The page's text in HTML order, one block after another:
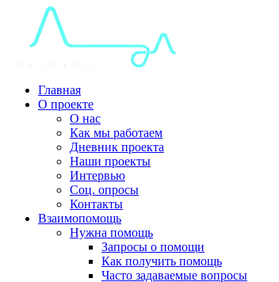
Главная
О проекте
О нас
Как мы работаем
Дневник проекта
Наши проекты
Интервью
Соц. опросы
Контакты
Взаимопомощь
Нужна помощь
Запросы о помощи
Как получить помощь
Часто задаваемые вопросы